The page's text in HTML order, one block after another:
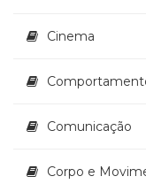
Cinema
Comunicação
Corpo e